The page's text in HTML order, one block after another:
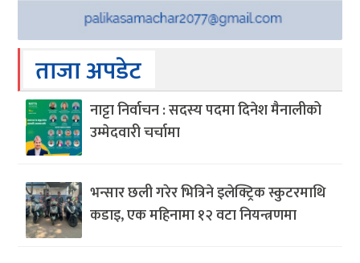
ताजा अपडेट
नाट्टा निर्वाचन : सदस्य पदमा दिनेश मैनालीको
उम्मेदवारी चर्चामा
भन्सार छली गरेर भित्रिने इलेक्ट्रिक स्कुटरमाथि
कडाइ, एक महिनामा १२ वटा नियन्त्रणमा